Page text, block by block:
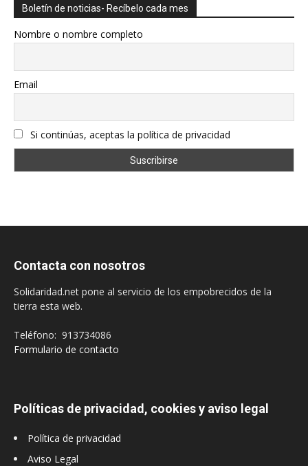
Boletín de noticias- Recíbelo cada mes
Nombre o nombre completo
Email
Si continúas, aceptas la política de privacidad
Contacta con nosotros
Solidaridad.net pone al servicio de los empobrecidos de la
tierra esta web.
Teléfono: 913734086
Formulario de contacto
Políticas de privacidad, cookies y aviso legal
Política de privacidad
Aviso Legal